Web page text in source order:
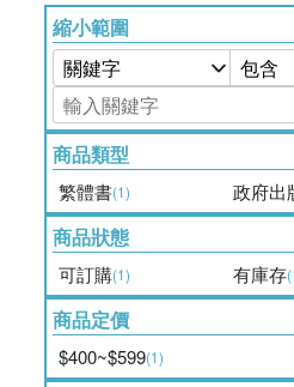
縮小範圍
商品類型
繁體書(1) 政府出
商品狀態
可訂購(1) 有庫存
商品定價
$400~$599(1)